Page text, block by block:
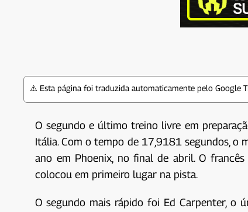
⚠️ Esta página foi traduzida automaticamente pelo Google
O segundo e último treino livre em
Itália. Com o tempo de 17,9181 segundos, o
ano em Phoenix, no final de abril. O
colocou em primeiro lugar na pista.
O segundo mais rápido foi Ed Carpenter, o